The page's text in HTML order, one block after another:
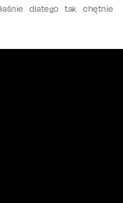
dlatego tak chętnie